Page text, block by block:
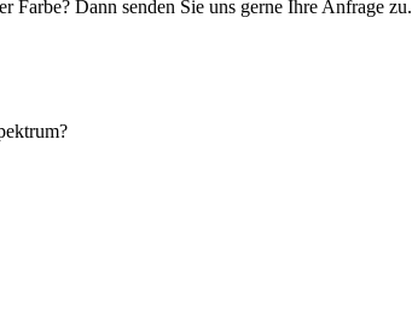
Farbe? Dann senden Sie uns gerne Ihre Anfrage zu.